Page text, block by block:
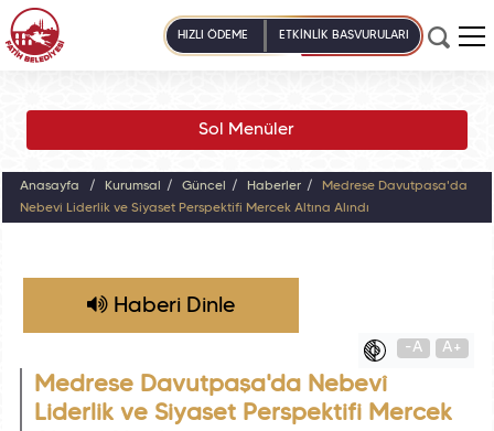
HIZLI ÖDEME ETKİNLİK BAŞVURULARI
Sol Menüler
Anasayfa Kurumsal Güncel Haberler
Medrese Davutpaşa'da
Nebevî Liderlik ve Siyaset Perspektifi Mercek Altına Alındı
Haberi Dinle
-A A+
Medrese Davutpaşa'da Nebevî
Liderlik ve Siyaset Perspektifi Mercek